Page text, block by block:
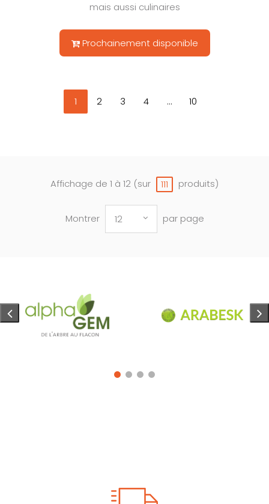
mais aussi culinaires
Prochainement disponible
1 2 3 4 ... 10
Affichage de 1 à 12 (sur 111 produits)
Montrer 12 par page